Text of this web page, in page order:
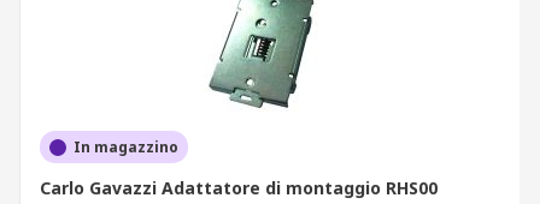
In magazzino
Carlo Gavazzi Adattatore di montaggio RHS00